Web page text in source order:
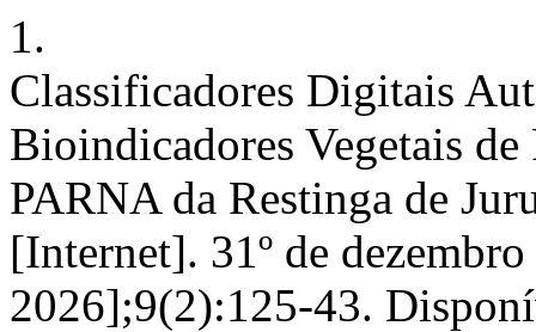
1.
Classificadores Digitais
Bioindicadores Vegetais
PARNA da Restinga de
[Internet]. 31º de
2026];9(2):125-43.